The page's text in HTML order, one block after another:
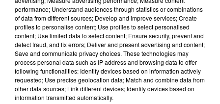
Salon de l'Artisanat et de la
Gastronomie Nuits Saint
Georges 2017
Une cinquantaine d'exposants,
artisans d'art et gastronomie,
dégustation de bières, vins, huîtres
performance; Understand audiences through statistics or combinations
of data from different sources; Develop and improve services; Create
profiles to personalise content; Use profiles to select personalised
content; Use limited data to select content; Ensure security, prevent and
detect fraud, and fix errors; Deliver and present advertising and content;
Save and communicate privacy choices. These technologies may
process personal data such as IP address and browsing data to offer
following functionalities: Identify devices based on information actively
requested; Use precise geolocation data; Match and combine data from
other data sources; Link different devices; Identify devices based on
information transmitted automatically.